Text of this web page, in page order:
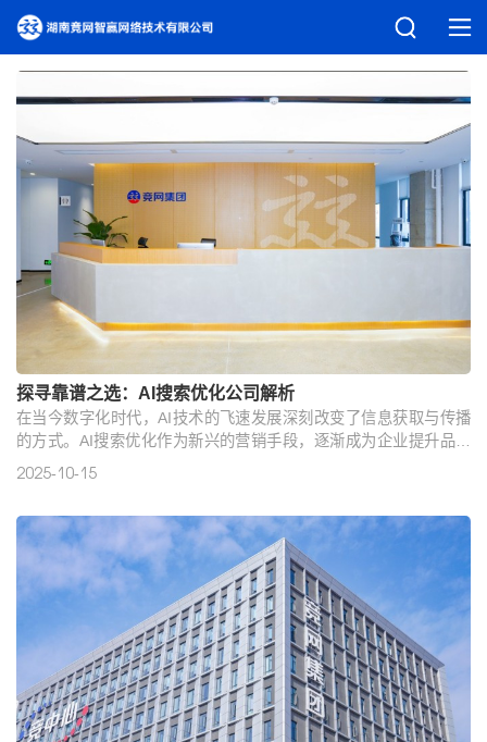
探寻靠谱之选：AI搜索优化公司解析
在当今数字化时代，AI技术的飞速发展深刻改变了信息获取与传播
的方式。AI搜索优化作为新兴的营销手段，逐渐成为企业提升品牌
影响力、精准获客的重要途径。然而，面对市场上众多的AI搜索优
2025-10-15